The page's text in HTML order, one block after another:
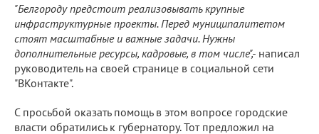
"Белгороду предстоит реализовывать крупные
инфраструктурные проекты. Перед муниципалитетом
стоят масштабные и важные задачи. Нужны
дополнительные ресурсы, кадровые, в том числе",- написал
руководитель на своей странице в социальной сети
"ВКонтакте".
С просьбой оказать помощь в этом вопросе городские
власти обратились к губернатору. Тот предложил на